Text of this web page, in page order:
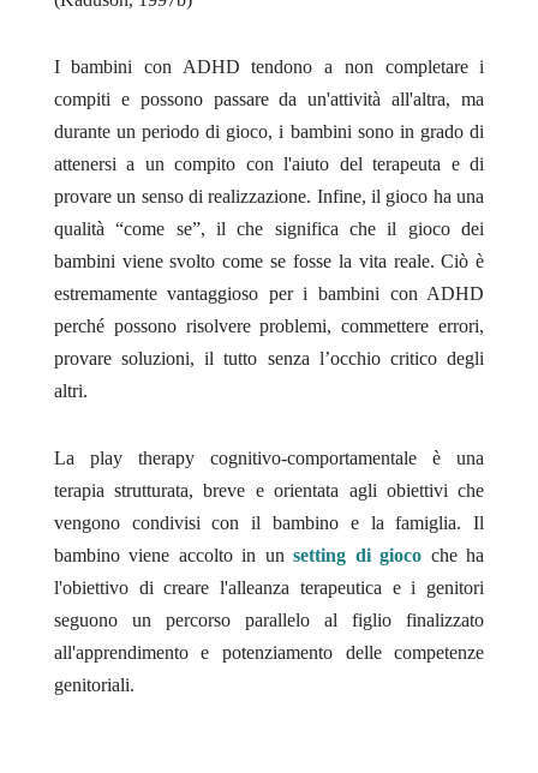
I bambini con ADHD tendono a non completare i
compiti e possono passare da un'attività all'altra, ma
durante un periodo di gioco, i bambini sono in grado di
attenersi a un compito con l'aiuto del terapeuta e di
provare un senso di realizzazione. Infine, il gioco ha una
qualità “come se”, il che significa che il gioco dei
bambini viene svolto come se fosse la vita reale. Ciò è
estremamente vantaggioso per i bambini con ADHD
perché possono risolvere problemi, commettere errori,
provare soluzioni, il tutto senza l’occhio critico degli
altri.
La play therapy cognitivo-comportamentale è una
terapia strutturata, breve e orientata agli obiettivi che
vengono condivisi con il bambino e la famiglia. Il
bambino viene accolto in unsetting di gioco che ha
l'obiettivo di creare l'alleanza terapeutica e i genitori
seguono un percorso parallelo al figlio finalizzato
all'apprendimento e potenziamento delle competenze
genitoriali.